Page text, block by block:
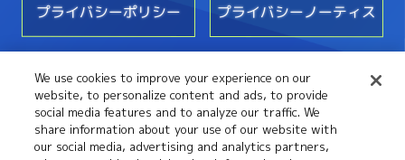
プライバシーポリシー プライバシーノーティス
お問い合わせ
We use cookies to improve your experience on our
website, to personalize content and ads, to provide
social media features and to analyze our traffic. We
share information about your use of our website with
our social media, advertising and analytics partners,